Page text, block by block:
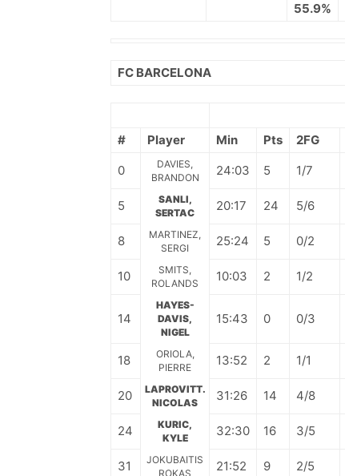
55.9%
FC BARCELONA
#
Player Min Pts 2FG
0
DAVIES,
BRANDON
24:03 5 1/7
5
SANLI,
SERTAC
20:17 24 5/6
8
MARTINEZ,
SERGI
25:24 5 0/2
10
SMITS,
ROLANDS
10:03 2 1/2
14
HAYES-
DAVIS,
NIGEL
15:43 0 0/3
18
ORIOLA,
PIERRE
13:52 2 1/1
20
LAPROVITT.
NICOLAS
31:26 14 4/8
24
KURIC,
KYLE
32:30 16 3/5
31
JOKUBAITIS
ROKAS
21:52 9 2/5